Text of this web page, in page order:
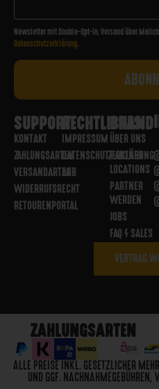
Newsletter mit Double-Opt-In. Versand über
Datenschutzerklärung.
SUPPORT
KONTAKT
ZAHLUNGSARTEN
VERSANDARTEN
WIDERRUFSRECHT
RETOURENPORTAL
RECHTLICHES
IMPRESSUM
DATENSCHUTZERKLÄRUNG
AGB
BRAND
ÜBER UNS
PARTNER
LOCATIONS
PARTNER
WERDEN
JOBS
FAQ / SALES
VERTRAG
ZAHLUNGSARTEN
ALLE PREISE INKL. GESETZLICHER
UND GGF.